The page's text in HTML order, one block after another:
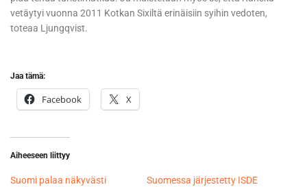
vetäytyi vuonna 2011 Kotkan Sixiltä erinäisiin syihin vedoten,
toteaa Ljungqvist.
Jaa tämä:
Facebook X
Aiheeseen liittyy
Suomi palaa näkyvästi
Suomessa järjestetty ISDE